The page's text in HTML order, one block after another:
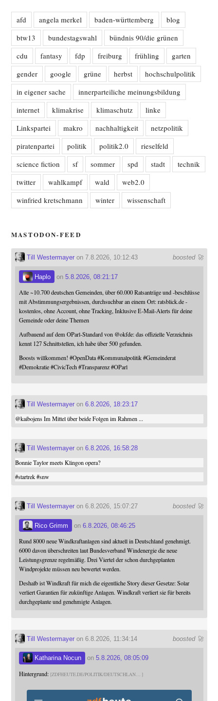
afd angela merkel baden-württemberg
blog
btw13
bundestagswahl
bündnis 90/die grünen
cdu
fantasy fdp freiburg frühling
garten
gender
google grüne herbst
hochschulpolitik
in eigener sache
innerparteiliche meinungsbildung
internet
klimakrise klimaschutz
linke
Linkspartei
makro nachhaltigkeit
netzpolitik
piratenpartei
politik politik2.0
rieselfeld
science fiction
sf sommer spd stadt
technik
twitter
wahlkampf wald
web2.0
winfried kretschmann
winter wissenschaft
MASTODON-FEED
boosted 🚀
Till Westermayeron 7.8.2026, 10:12:43
Haplo on 5.8.2026, 08:21:17
Alle ~10.700 deutschen Gemeinden, über 60.000 Ratsanträge und -beschlüsse
mit Abstimmungsergebnissen, durchsuchbar an einem Ort: ratsblick.de -
kostenlos, ohne Account, ohne Tracking, Inklusive E-Mail-Alerts für deine
Gemeinde oder deine Themen
Aufbauend auf dem OParl-Standard von @okfde: das offizielle Verzeichnis
kennt 127 Schnittstellen, ich habe über 500 gefunden.
Boosts willkommen! #OpenData #Kommunalpolitik #Gemeinderat
#Demokratie #CivicTech #Transparenz #OParl
Till Westermayeron 6.8.2026, 18:23:17
@kaibojensIm Mittel über beide Folgen im Rahmen ...
Till Westermayeron 6.8.2026, 16:58:28
Bonnie Taylor meets Klingon opera?
#startrek #snw
boosted 🚀
Till Westermayeron 6.8.2026, 15:07:27
Rico Grimm on 6.8.2026, 08:46:25
Rund 8000 neue Windkraftanlagen sind aktuell in Deutschland genehmigt.
6000 davon überschreiten laut Bundesverband Windenergie die neue
Leistungsgrenze regelmäßig. Drei Viertel der schon durchgeplanten
Windprojekte müssen neu bewertet werden.
Deshalb ist Windkraft für mich die eigentliche Story dieser Gesetze: Solar
verliert Garantien für zukünftige Anlagen. Windkraft verliert sie für bereits
durchgeplante und genehmigte Anlagen.
boosted 🚀
Till Westermayeron 6.8.2026, 11:34:14
Katharina Nocun on 5.8.2026, 08:05:09
Hintergrund: ZDFHEUTE.DE/POLITIK/DEUTSCHLAN